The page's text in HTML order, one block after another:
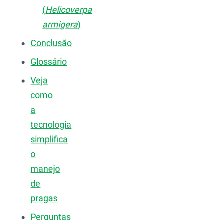
(Helicoverpa
armigera)
Conclusão
Glossário
Veja
como
a
tecnologia
simplifica
o
manejo
de
pragas
Perguntas